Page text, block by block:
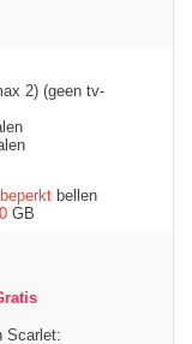
2) (geen tv-
bellen
GB
Scarlet: